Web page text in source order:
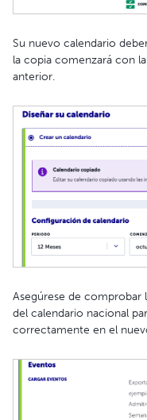
Su nuevo calendario
la copia comenzará con
anterior.
Asegúrese de comprobar
del calendario nacional
correctamente en el